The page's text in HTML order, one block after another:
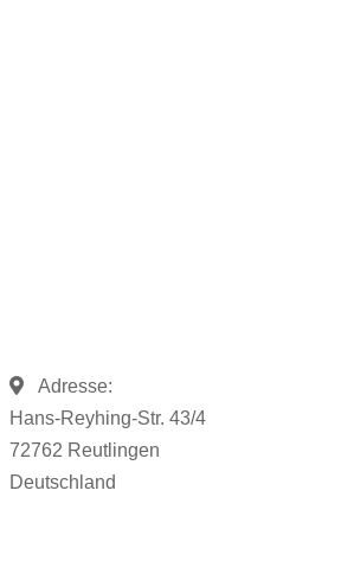
Adresse:
Hans-Reyhing-Str. 43/4
72762 Reutlingen
Deutschland